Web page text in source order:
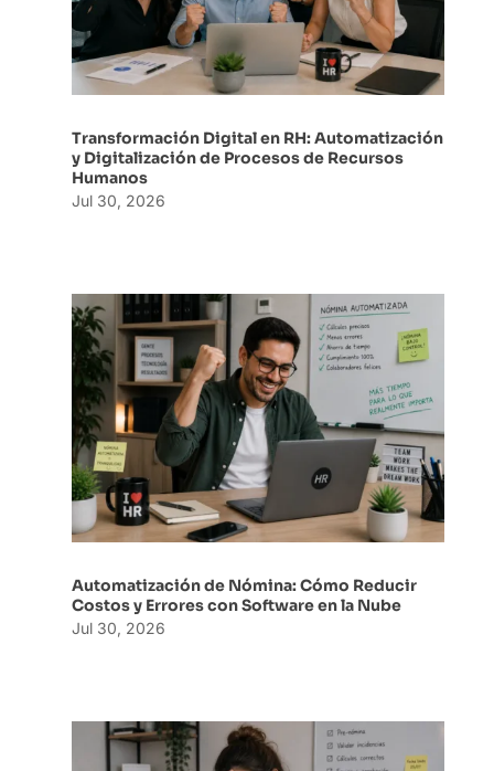
Transformación Digital en RH: Automatización
y Digitalización de Procesos de Recursos
Humanos
Jul 30, 2026
Automatización de Nómina: Cómo Reducir
Costos y Errores con Software en la Nube
Jul 30, 2026